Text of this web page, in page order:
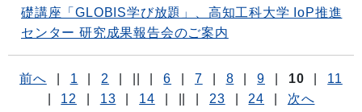
礎講座「GLOBIS学び放題」、高知工科大学 IoP推進
センター 研究成果報告会のご案内
前へ 1 2 6 7 8 9 10
11
12 13 14 23 24 次へ